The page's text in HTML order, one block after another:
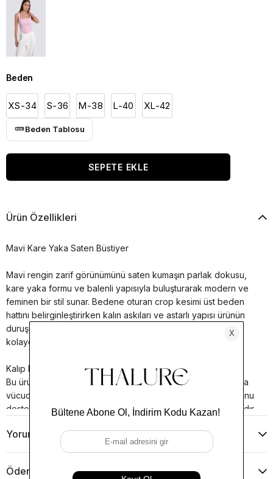
Beden
XS-34 S-36 M-38 L-40 XL-42
Beden Tablosu
Ürün Özellikleri
Mavi Kare Yaka Saten Büstiyer
Mavi rengin zarif görünümünü saten kumaşın parlak dokusu,
kare yaka formu ve balenli yapısıyla buluşturarak modern ve
feminen bir stil sunar. Bedene oturan crop kesimi üst beden
hattını belirginleştirirken kalın askıları ve astarlı yapısı ürünün
duruşunu destekler; yüksek bel pantolon, etek ve şortlarla
kolayca kombinlenebilir.
Kalıp Bilgisi:
Bu ürün fitted / bedene oturan kalıptır. Göğüs ve bel hattında
vücuda yakın durur. Balenli ve astarlı yapısı büstiyerin formunu
destekler. Kumaşı elastan içermediği için esneme payı sınırlıdır.
Beden Önerisi:
Kendi bedeninizi tercih edebilirsiniz. Ancak göğüs veya bel
rahat kullanım için bir üst beden tercih etmenizi öneririz.
Yorumlar (0)
Ödeme Seçenekleri